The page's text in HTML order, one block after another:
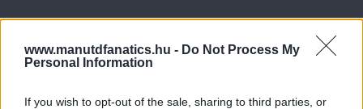
www.manutdfanatics.hu - Do Not Process My
Personal Information
If you wish to opt-out of the sale, sharing to third parties, or